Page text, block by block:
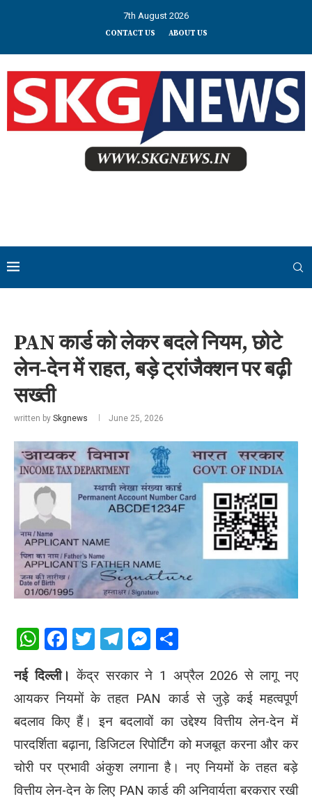
7th August 2026
CONTACT US ABOUT US
PAN कार्ड को लेकर बदले नियम, छोटे
लेन-देन में राहत, बड़े ट्रांजैक्शन पर बढ़ी
सख्ती
written by Skgnews June 25, 2026
WhatsApp
Facebook
Twitter
Telegram
Messenger
नई दिल्ली। केंद्र सरकार ने 1 अप्रैल 2026 से लागू नए
आयकर नियमों के तहत PAN कार्ड से जुड़े कई महत्वपूर्ण
बदलाव किए हैं। इन बदलावों का उद्देश्य वित्तीय लेन-देन में
पारदर्शिता बढ़ाना, डिजिटल रिपोर्टिंग को मजबूत करना और कर
चोरी पर प्रभावी अंकुश लगाना है। नए नियमों के तहत बड़े
वित्तीय लेन-देन के लिए PAN कार्ड की अनिवार्यता बरकरार रखी